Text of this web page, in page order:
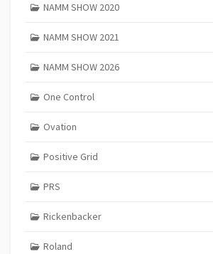
NAMM SHOW 2020
NAMM SHOW 2021
NAMM SHOW 2026
One Control
Ovation
Positive Grid
PRS
Rickenbacker
Roland